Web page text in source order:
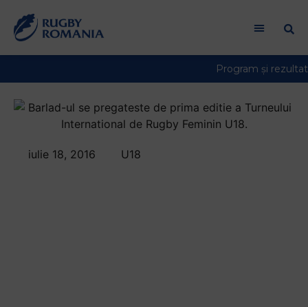
in
screen
iulie 18, 2016 U18